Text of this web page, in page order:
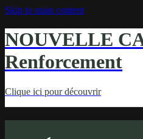
Skip to main content
NOUVELLE
Renforcement
Clique ici pour découvrir